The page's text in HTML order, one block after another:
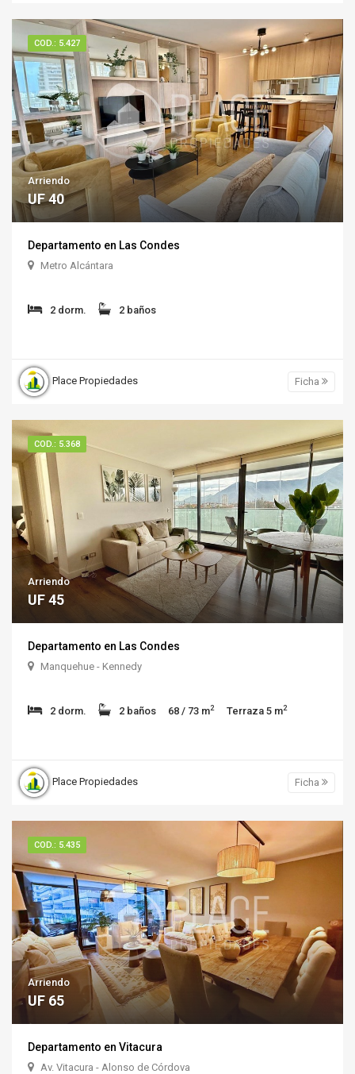
COD.: 5.427
Arriendo
UF 40
Departamento en Las Condes
Metro Alcántara
2 dorm. 2 baños
Place Propiedades Ficha
COD.: 5.368
Arriendo
UF 45
Departamento en Las Condes
Manquehue - Kennedy
2 dorm. 2 baños 68 / 73 m2 Terraza 5 m2
Place Propiedades Ficha
COD.: 5.435
Arriendo
UF 65
Departamento en Vitacura
Av. Vitacura - Alonso de Córdova